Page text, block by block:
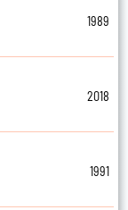
1989
2018
1991